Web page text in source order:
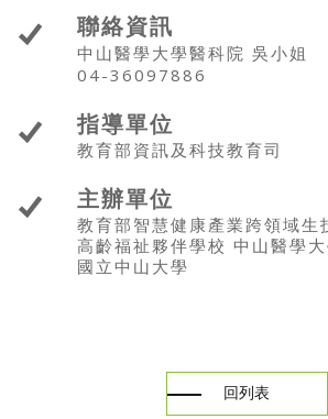
聯絡資訊
中山醫學大學醫科院 吳小姐
04-36097886
指導單位
教育部資訊及科技教育司
主辦單位
教育部智慧健康產業跨領域生
高齡福祉夥伴學校 中山醫學大
國立中山大學
回列表